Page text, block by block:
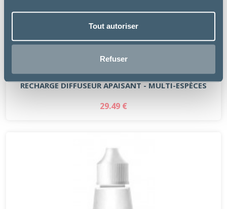
Tout autoriser
Refuser
RECHARGE DIFFUSEUR APAISANT - MULTI-ESPÈCES
29.49 €